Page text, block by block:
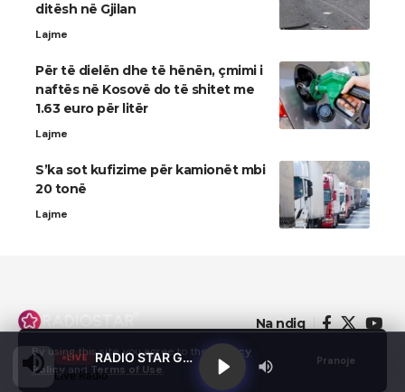
By using this site, you agree to the Privacy
Policy and Terms of Use
Pranoje
ditësh në Gjilan
Lajme
Për të dielën dhe të hënën, çmimi i
naftës në Kosovë do të shitet me
1.63 euro për litër
Lajme
S’ka sot kufizime për kamionët mbi
20 tonë
Lajme
Na ndiq
© 2022 - Domainterm.com - All Rights Reserved.
LIVE RADIO STAR GJILAN
Live Radio